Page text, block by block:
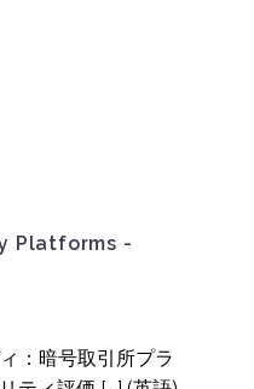
洞
ト
的
1
チ -
Platforms -
：暗号取引所プラ